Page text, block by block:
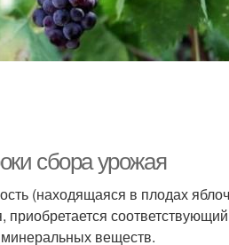
сбора урожая
(находящаяся в плодах
веществ.